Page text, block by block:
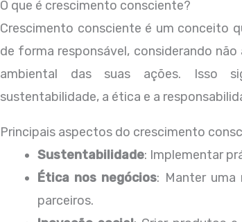
O que é crescimento consciente?
Crescimento consciente é um conceito
de forma responsável, considerando
ambiental das suas ações. Isso
sustentabilidade, a ética e a
Principais aspectos do crescimento
Sustentabilidade: Implementar
Ética nos negócios: Manter uma
parceiros.